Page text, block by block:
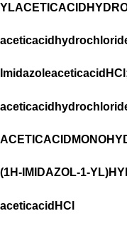
(1H-IMIDAZOL-1-
aceticacidHCl